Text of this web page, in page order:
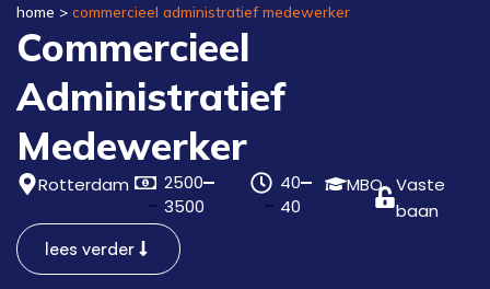
home > commercieel administratief medewerker
Commercieel
Administratief
Medewerker
Rotterdam
2500
3500
40
40
MBO Vaste
baan
lees verder